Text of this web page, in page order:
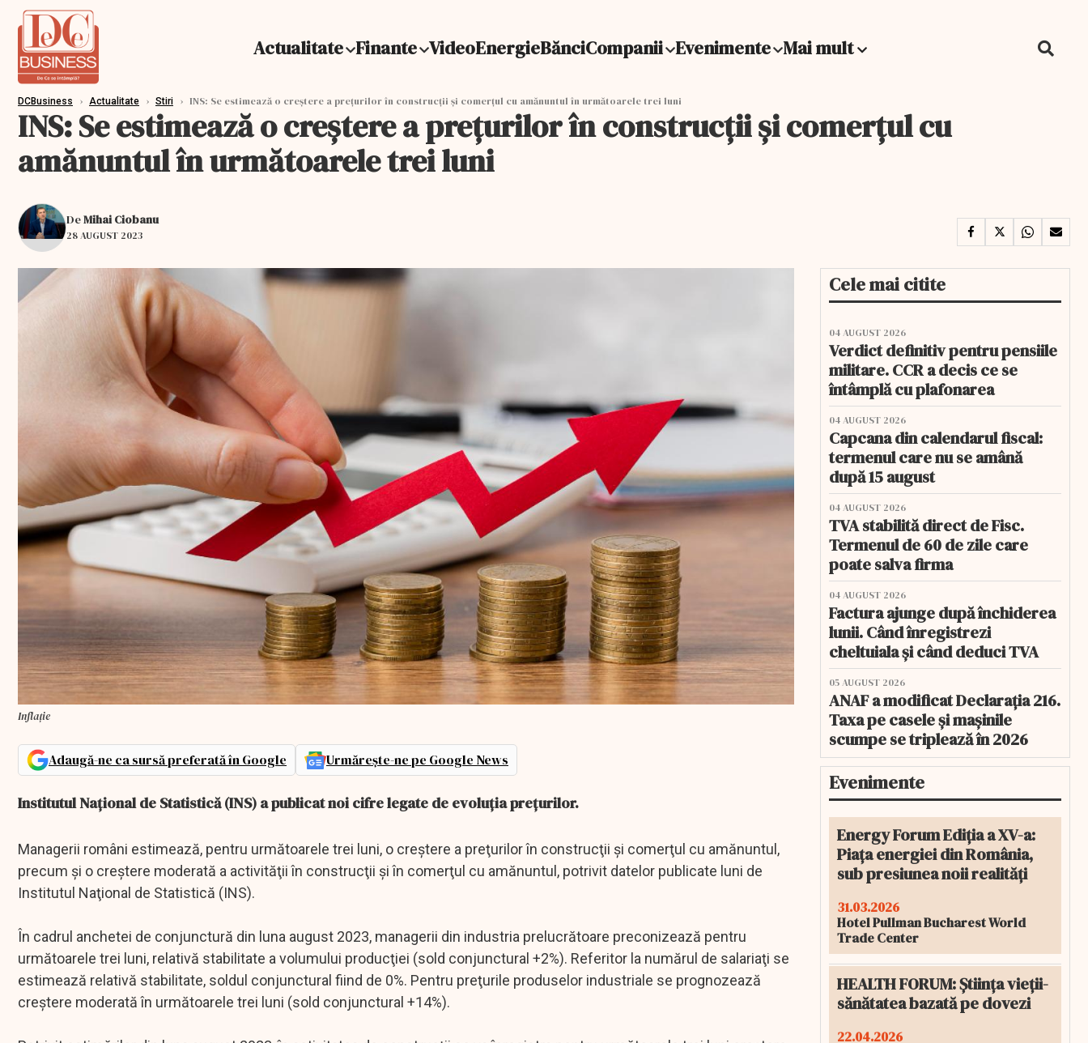
Actualitate Finante VideoEnergieBănciCompanii Evenimente Mai mult
DCBusiness › Actualitate › Stiri › INS: Se estimează o creştere a preţurilor în construcţii şi comerţul cu amănuntul în următoarele trei luni
INS: Se estimează o creştere a preţurilor în construcţii şi comerţul cu
amănuntul în următoarele trei luni
DeMihai Ciobanu
28 AUGUST 2023
Inflație
Adaugă-ne ca sursă preferată în Google Urmărește-ne pe Google News
Institutul Naţional de Statistică (INS) a publicat noi cifre legate de evoluţia preţurilor.
Managerii români estimează, pentru următoarele trei luni, o creştere a preţurilor în construcţii şi comerţul cu amănuntul,
precum şi o creştere moderată a activităţii în construcţii şi în comerţul cu amănuntul, potrivit datelor publicate luni de
Institutul Naţional de Statistică (INS).
În cadrul anchetei de conjunctură din luna august 2023, managerii din industria prelucrătoare preconizează pentru
următoarele trei luni, relativă stabilitate a volumului producţiei (sold conjunctural +2%). Referitor la numărul de salariaţi se
estimează relativă stabilitate, soldul conjunctural fiind de 0%. Pentru preţurile produselor industriale se prognozează
creştere moderată în următoarele trei luni (sold conjunctural +14%).
Cele mai citite
04 AUGUST 2026
Verdict definitiv pentru pensiile
militare. CCR a decis ce se
întâmplă cu plafonarea
04 AUGUST 2026
Capcana din calendarul fiscal:
termenul care nu se amână
după 15 august
04 AUGUST 2026
TVA stabilită direct de Fisc.
Termenul de 60 de zile care
poate salva firma
04 AUGUST 2026
Factura ajunge după închiderea
lunii. Când înregistrezi
cheltuiala și când deduci TVA
05 AUGUST 2026
ANAF a modificat Declarația 216.
Taxa pe casele și mașinile
scumpe se triplează în 2026
Evenimente
Energy Forum Ediția a XV-a:
Piața energiei din România,
sub presiunea noii realități
31.03.2026
Hotel Pullman Bucharest World
Trade Center
HEALTH FORUM: Știința vieții-
sănătatea bazată pe dovezi
22.04.2026